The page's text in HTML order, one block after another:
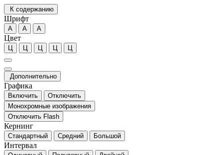
К содержанию
Шрифт
А А А
Цвет
Ц Ц Ц Ц Ц
Дополнительно
Графика
Включить
Отключить
Монохромные изображения
Отключить Flash
Кернинг
Стандартный Средний Большой
Интервал